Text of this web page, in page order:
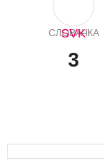
СЛОВАЧКА
SVK
3